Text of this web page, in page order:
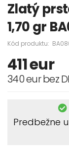
Zlatý
1,70 gr
Kód produktu:
411eur
340 eur bez
Predbežne u